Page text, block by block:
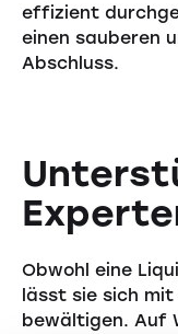
effizient
einen sauberen
Abschluss.
Obwohl eine
lässt sie sich
bewältigen. Auf